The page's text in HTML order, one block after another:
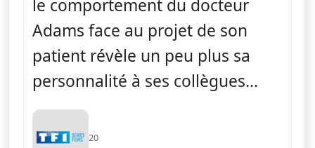
le comportement du docteur
Adams face au projet de son
patient révèle un peu plus sa
personnalité à ses collègues...
20